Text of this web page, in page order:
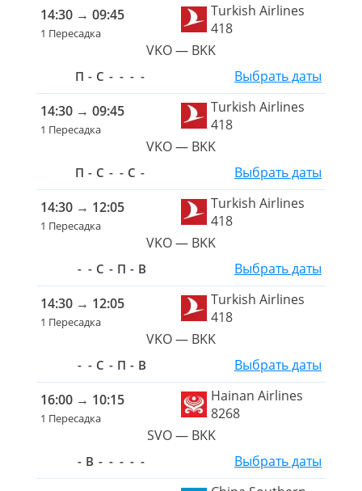
14:30 → 09:45
1 Пересадка
Turkish Airlines
418
VKO — BKK
П - С - - - -
Выбрать даты
14:30 → 09:45
1 Пересадка
Turkish Airlines
418
VKO — BKK
П - С - - С -
Выбрать даты
14:30 → 12:05
1 Пересадка
Turkish Airlines
418
VKO — BKK
- - С - П - В
Выбрать даты
14:30 → 12:05
1 Пересадка
Turkish Airlines
418
VKO — BKK
- - С - П - В
Выбрать даты
16:00 → 10:15
1 Пересадка
Hainan Airlines
8268
SVO — BKK
- В - - - - -
Выбрать даты